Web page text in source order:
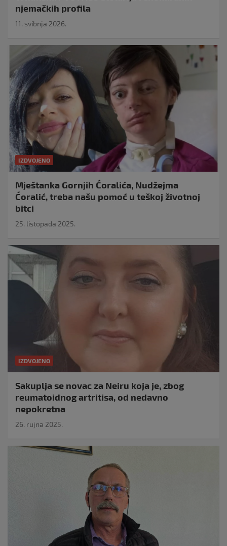
njemačkih profila
11. svibnja 2026.
IZDVOJENO
Mještanka Gornjih Ćoralića, Nudžejma
Ćoralić, treba našu pomoć u teškoj životnoj
bitci
25. listopada 2025.
IZDVOJENO
Sakuplja se novac za Neiru koja je, zbog
reumatoidnog artritisa, od nedavno
nepokretna
26. rujna 2025.